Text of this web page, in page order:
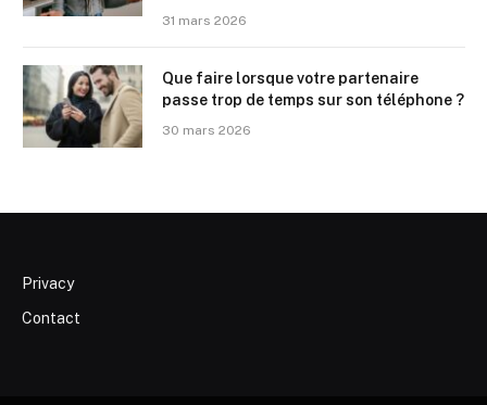
31 mars 2026
Que faire lorsque votre partenaire
passe trop de temps sur son téléphone ?
30 mars 2026
Privacy
Contact